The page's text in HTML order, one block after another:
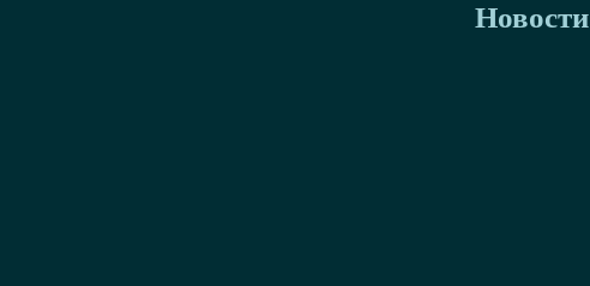
Новости